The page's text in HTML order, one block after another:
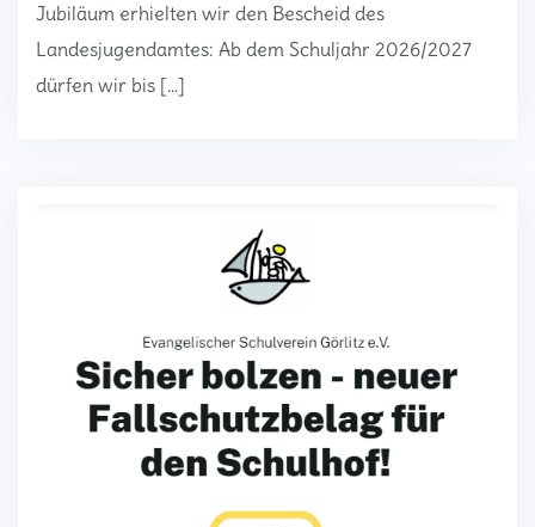
Jubiläum erhielten wir den Bescheid des
Landesjugendamtes: Ab dem Schuljahr 2026/2027
dürfen wir bis […]